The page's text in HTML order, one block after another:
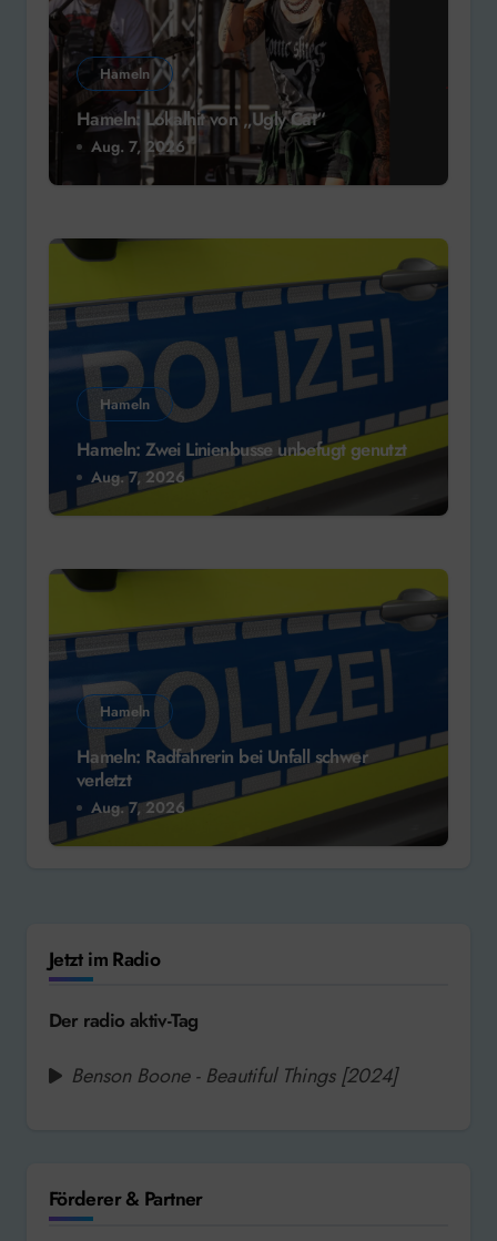
Hameln
Hameln: Lokalhit von „Ugly Cat“
Aug. 7, 2026
Hameln
Hameln: Zwei Linienbusse unbefugt genutzt
Aug. 7, 2026
Hameln
Hameln: Radfahrerin bei Unfall schwer
verletzt
Aug. 7, 2026
Jetzt im Radio
Der radio aktiv-Tag
Benson Boone - Beautiful Things [2024]
Förderer & Partner